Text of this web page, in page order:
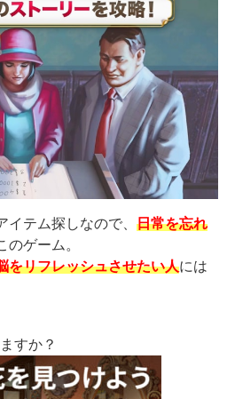
イテム探しなので、 日常を忘れ
のゲーム。
をリフレッシュさせたい人には
すか？